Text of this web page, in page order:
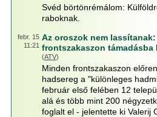
Svéd börtönrémálom:
raboknak.
febr. 15
11:21
Az oroszok nem
frontszakaszon támadásba
(ATV)
Minden frontszakaszon
hadsereg a "különleges
február első felében 12
alá és több mint 200
foglalt el - jelentette ki Valerij